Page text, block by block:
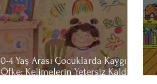
0-4 Yaş Arası Çocuklarda Kaygı ve
Öfke: Kelimelerin Yetersiz Kaldığı